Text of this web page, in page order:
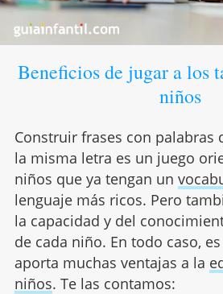
Beneficios de jugar a los
niños
Construir frases con palabras
la misma letra es un juego
niños que ya tengan un
lenguaje más ricos. Pero
la capacidad y del
de cada niño. En todo caso,
aporta muchas ventajas a la
niños. Te las contamos: